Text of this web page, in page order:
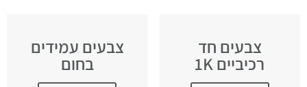
צבעים חד
רכיביים 1K
צבעים עמידים
בחום